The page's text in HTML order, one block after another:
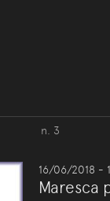
n. 3
16/06/2018 -
Maresca